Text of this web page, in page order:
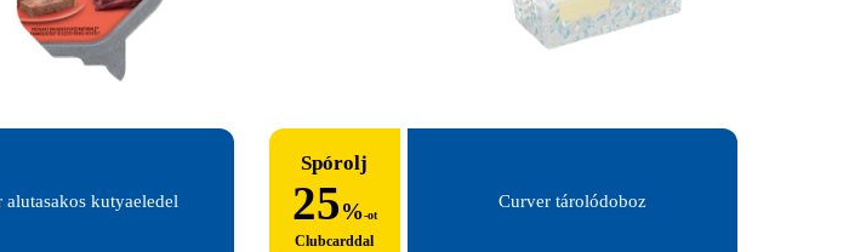
alutasakos kutyaeledel
Spórolj
25%-ot
Clubcarddal
Curver tárolódoboz